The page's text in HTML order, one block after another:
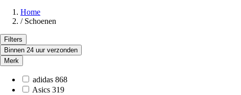
Home
/ Schoenen
Filters
Binnen 24 uur verzonden
Merk
adidas 868
Asics 319